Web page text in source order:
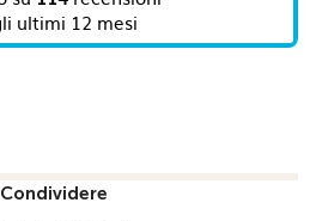
Condividere